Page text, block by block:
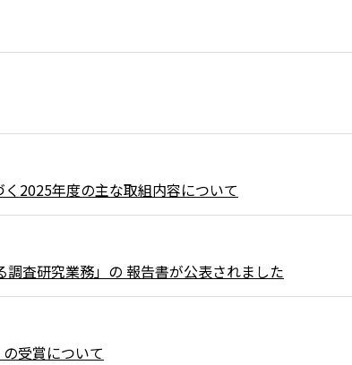
2025年度の主な取組内容について
査研究業務」の 報告書が公表されました
受賞について